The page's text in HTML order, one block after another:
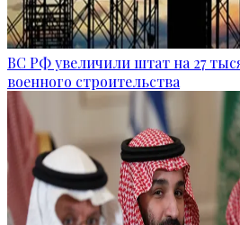
ВС РФ увеличили штат на 27
военного строительства